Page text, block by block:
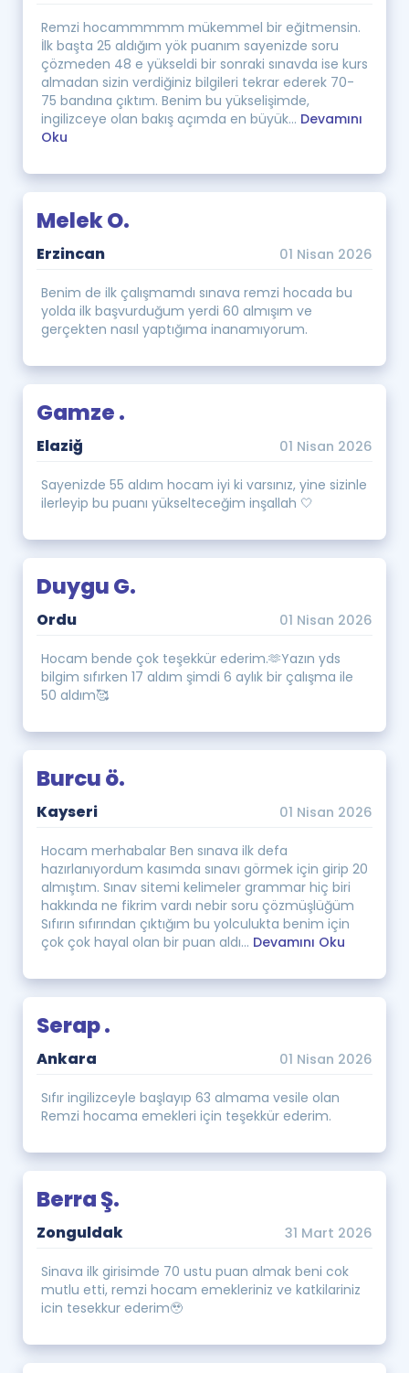
Remzi hocammmmm mükemmel bir eğitmensin.
İlk başta 25 aldığım yök puanım sayenizde soru
çözmeden 48 e yükseldi bir sonraki sınavda ise kurs
almadan sizin verdiğiniz bilgileri tekrar ederek 70-
75 bandına çıktım. Benim bu yükselişimde,
ingilizceye olan bakış açımda en büyük... Devamını
Oku
Melek O.
Erzincan 01 Nisan 2026
Benim de ilk çalışmamdı sınava remzi hocada bu
yolda ilk başvurduğum yerdi 60 almışım ve
gerçekten nasıl yaptığıma inanamıyorum.
Gamze .
Elaziğ 01 Nisan 2026
Sayenizde 55 aldım hocam iyi ki varsınız, yine sizinle
ilerleyip bu puanı yükselteceğim inşallah 🤍
Duygu G.
Ordu 01 Nisan 2026
Hocam bende çok teşekkür ederim.🫶Yazın yds
bilgim sıfırken 17 aldım şimdi 6 aylık bir çalışma ile
50 aldım🥰
Burcu ö.
Kayseri 01 Nisan 2026
Hocam merhabalar Ben sınava ilk defa
hazırlanıyordum kasımda sınavı görmek için girip 20
almıştım. Sınav sitemi kelimeler grammar hiç biri
hakkında ne fikrim vardı nebir soru çözmüşlüğüm
Sıfırın sıfırından çıktığım bu yolculukta benim için
çok çok hayal olan bir puan aldı... Devamını Oku
Serap .
Ankara 01 Nisan 2026
Sıfır ingilizceyle başlayıp 63 almama vesile olan
Remzi hocama emekleri için teşekkür ederim.
Berra Ş.
Zonguldak 31 Mart 2026
Sinava ilk girisimde 70 ustu puan almak beni cok
mutlu etti, remzi hocam emekleriniz ve katkilariniz
icin tesekkur ederim🥹